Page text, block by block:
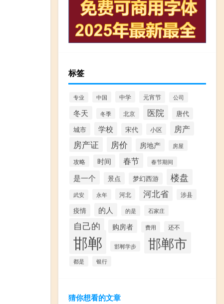
标签
专业 中国 中学 元宵节 公司
冬天 冬季 北京 医院 唐代
城市 学校 宋代 小区 房产
房产证 房价 房地产
房屋
攻略
时间 春节 春节期间
是一个 景点 梦幻西游 楼盘
武安 永年 河北 河北省 涉县
疫情 的人 的是 石家庄
自己的 购房者 费用 还不
邯郸 邯郸学步 邯郸市
都是 银行
猜你想看的文章